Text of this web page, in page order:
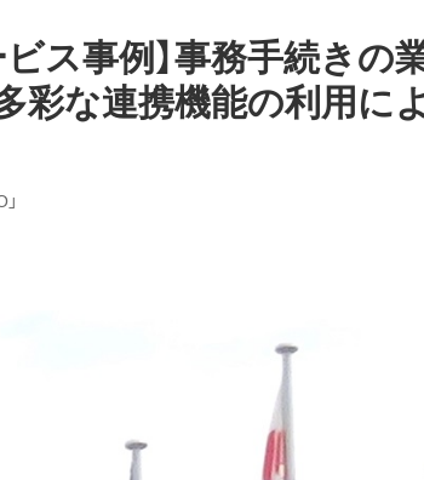
ビス事例】事務手続きの
彩な連携機能の利用に